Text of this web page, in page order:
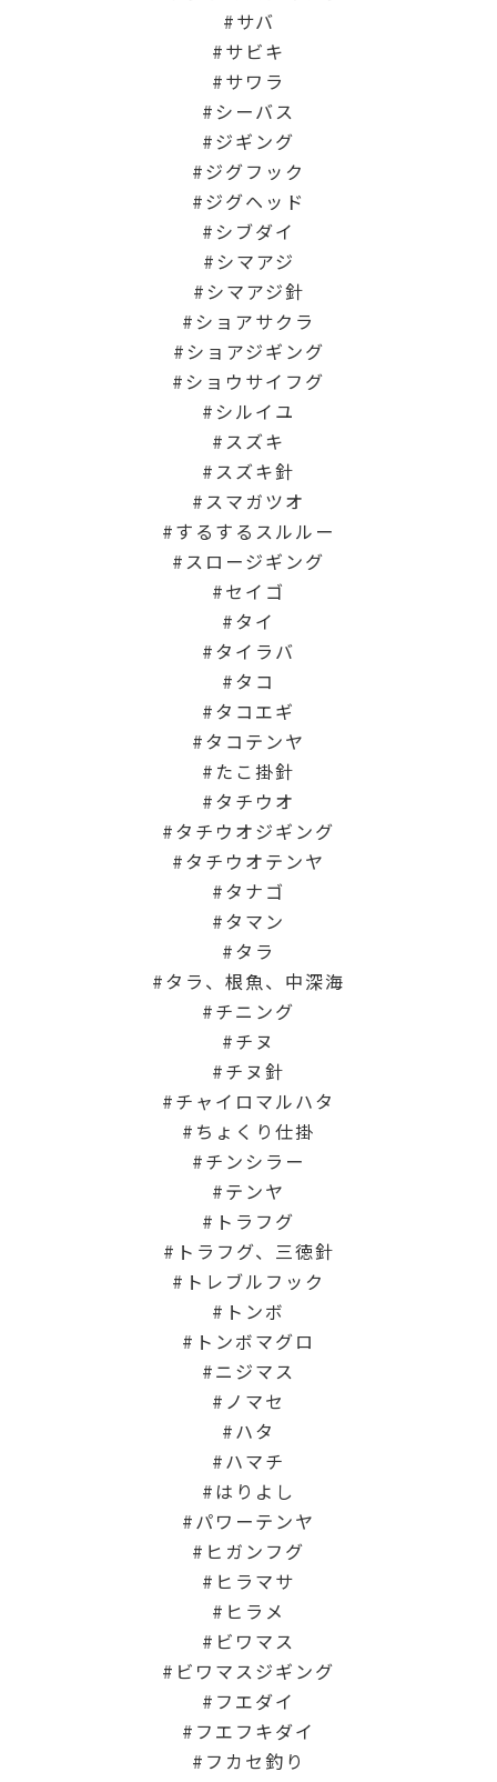
サバ
サビキ
サワラ
シーバス
ジギング
ジグフック
ジグヘッド
シブダイ
シマアジ
シマアジ針
ショアサクラ
ショアジギング
ショウサイフグ
シルイユ
スズキ
スズキ針
スマガツオ
するするスルルー
スロージギング
セイゴ
タイ
タイラバ
タコ
タコエギ
タコテンヤ
たこ掛針
タチウオ
タチウオジギング
タチウオテンヤ
タナゴ
タマン
タラ
タラ、根魚、中深海
チニング
チヌ
チヌ針
チャイロマルハタ
ちょくり仕掛
チンシラー
テンヤ
トラフグ
トラフグ、三徳針
トレブルフック
トンボ
トンボマグロ
ニジマス
ノマセ
ハタ
ハマチ
はりよし
パワーテンヤ
ヒガンフグ
ヒラマサ
ヒラメ
ビワマス
ビワマスジギング
フエダイ
フエフキダイ
フカセ釣り